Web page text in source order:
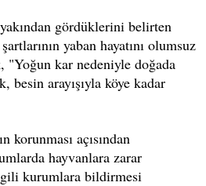
gördüklerini belirten
yaban hayatını olumsuz
kar nedeniyle doğada
besin arayışıyla köye kadar
korunması açısından
hayvanlara zarar
kurumlara bildirmesi